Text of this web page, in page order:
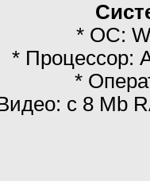
* ОС:
* Процессор:
*
c 8 Mb